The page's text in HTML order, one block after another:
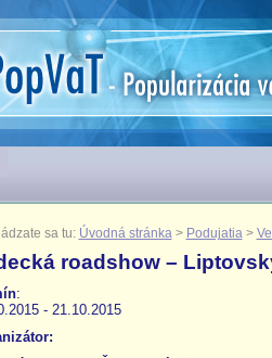
sa tu: Úvodná stránka > Podujatia >
roadshow –
:
- 21.10.2015